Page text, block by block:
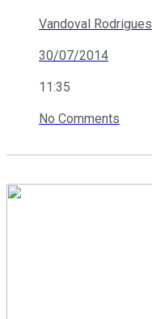
Vandoval Rodrigues
30/07/2014
11:35
No Comments